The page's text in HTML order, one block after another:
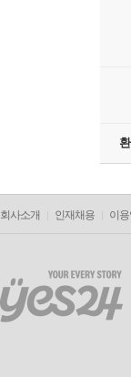
회사소개 인재채용 이